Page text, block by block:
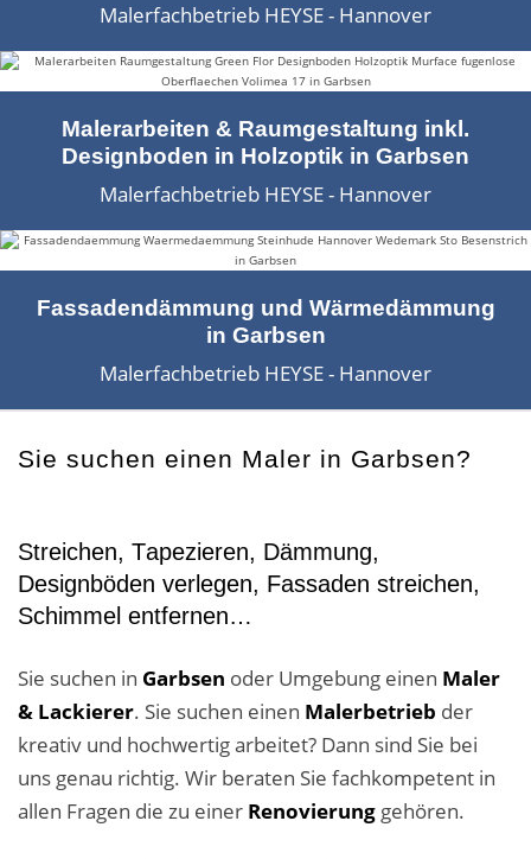
Bodenbeläge & Designböden
Business Feng-Shui
Der gesunde Raum
Echtmetalloptik
Fassadensanierung
Fugenlos
Kalkkind-Fachbetrieb – Sumpfkalk-Oberflächen
Rostoptik
Wandbegrünungen
Wärmedämmung / WDVS
Service ›
Entspannter Urlaubsservice
Business-Lösungen
Malerfachbetrieb HEYSE - Hannover
Malerarbeiten & Raumgestaltung inkl.
Designboden in Holzoptik in Garbsen
Malerfachbetrieb HEYSE - Hannover
Fassadendämmung und Wärmedämmung
in Garbsen
Malerfachbetrieb HEYSE - Hannover
Sie suchen einen Maler in Garbsen?
Streichen, Tapezieren, Dämmung,
Designböden verlegen, Fassaden streichen,
Schimmel entfernen…
Sie suchen in Garbsen oder Umgebung einen Maler
& Lackierer. Sie suchen einen Malerbetrieb der
kreativ und hochwertig arbeitet? Dann sind Sie bei
uns genau richtig. Wir beraten Sie fachkompetent in
allen Fragen die zu einer Renovierung gehören.